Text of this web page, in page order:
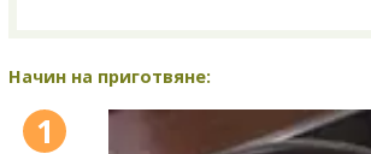
Начин на приготвяне:
1